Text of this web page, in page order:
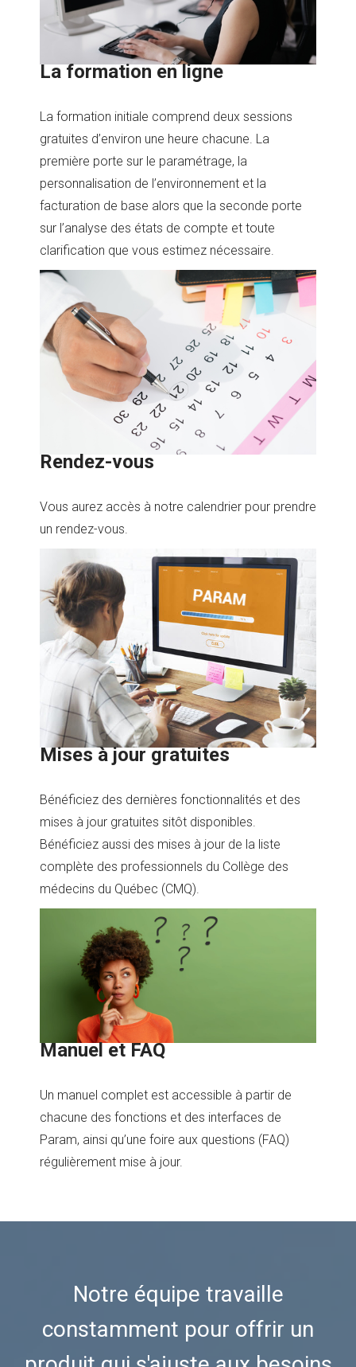
La formation en ligne
La formation initiale comprend deux sessions
gratuites d’environ une heure chacune. La
première porte sur le paramétrage, la
personnalisation de l’environnement et la
facturation de base alors que la seconde porte
sur l’analyse des états de compte et toute
clarification que vous estimez nécessaire.
Rendez-vous
Vous aurez accès à notre calendrier pour prendre
un rendez-vous.
Mises à jour gratuites
Bénéficiez des dernières fonctionnalités et des
mises à jour gratuites sitôt disponibles.
Bénéficiez aussi des mises à jour de la liste
complète des professionnels du Collège des
médecins du Québec (CMQ).
Manuel et FAQ
Un manuel complet est accessible à partir de
chacune des fonctions et des interfaces de
Param, ainsi qu’une foire aux questions (FAQ)
régulièrement mise à jour.
Notre équipe travaille
constamment pour offrir un